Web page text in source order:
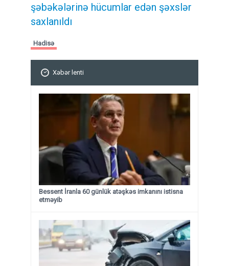
şəbəkələrinə hücumlar edən şəxslər
saxlanıldı
Hadisə
Xəbər lenti
Bessent İranla 60 günlük atəşkəs imkanını istisna
etməyib